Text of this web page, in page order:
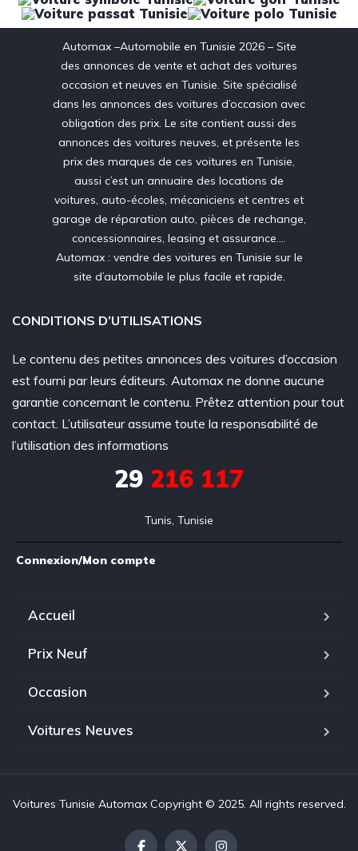
Automax –Automobile en Tunisie 2026 – Site
des annonces de vente et achat des voitures
occasion et neuves en Tunisie. Site spécialisé
dans les annonces des voitures d’occasion avec
obligation des prix. Le site contient aussi des
annonces des voitures neuves, et présente les
prix des marques de ces voitures en Tunisie,
aussi c’est un annuaire des locations de
voitures, auto-écoles, mécaniciens et centres et
garage de réparation auto, pièces de rechange,
concessionnaires, leasing et assurance….
Automax : vendre des voitures en Tunisie sur le
site d’automobile le plus facile et rapide.
CONDITIONS D’UTILISATIONS
Le contenu des petites annonces des voitures d’occasion
est fourni par leurs éditeurs. Automax ne donne aucune
garantie concernant le contenu. Prêtez attention pour tout
contact. L’utilisateur assume toute la responsabilité de
l’utilisation des informations
29 216 117
Tunis, Tunisie
Connexion/Mon compte
Accueil
Prix Neuf
Occasion
Voitures Neuves
Voitures Tunisie Automax Copyright © 2025. All rights reserved.